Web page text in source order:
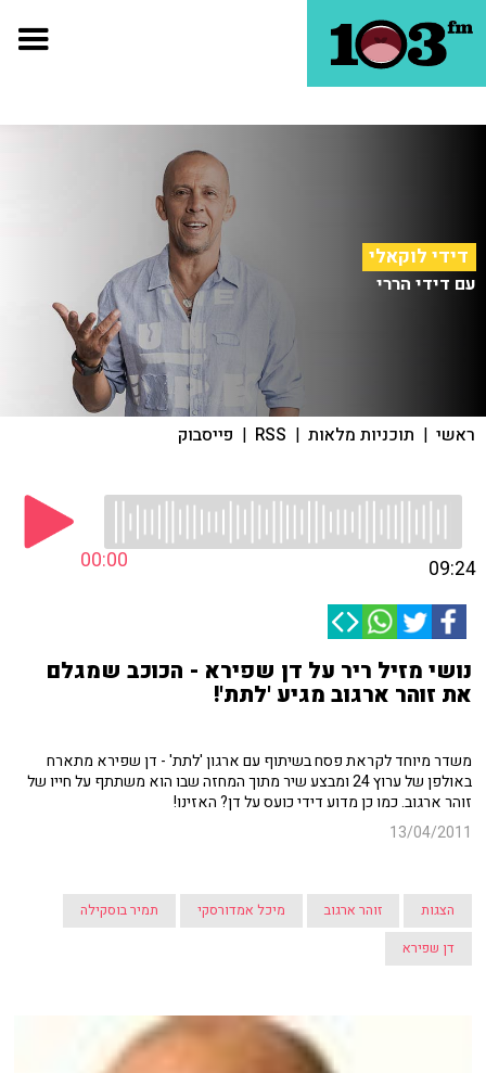
דידי לוקאלי
עם דידי הררי
ראשי | תוכניות מלאות |
RSS
| פייסבוק
00:00 09:24
נושי מזיל ריר על דן שפירא - הכוכב שמגלם
את זוהר ארגוב מגיע 'לתת'!
משדר מיוחד לקראת פסח בשיתוף עם ארגון 'לתת' - דן שפירא מתארח
באולפן של ערוץ 24 ומבצע שיר מתוך המחזה שבו הוא משתתף על חייו של
זוהר ארגוב. כמו כן מדוע דידי כועס על דן? האזינו!
13/04/2011
הצגות זוהר ארגוב מיכל אמדורסקי
תמיר בוסקילה
דן שפירא